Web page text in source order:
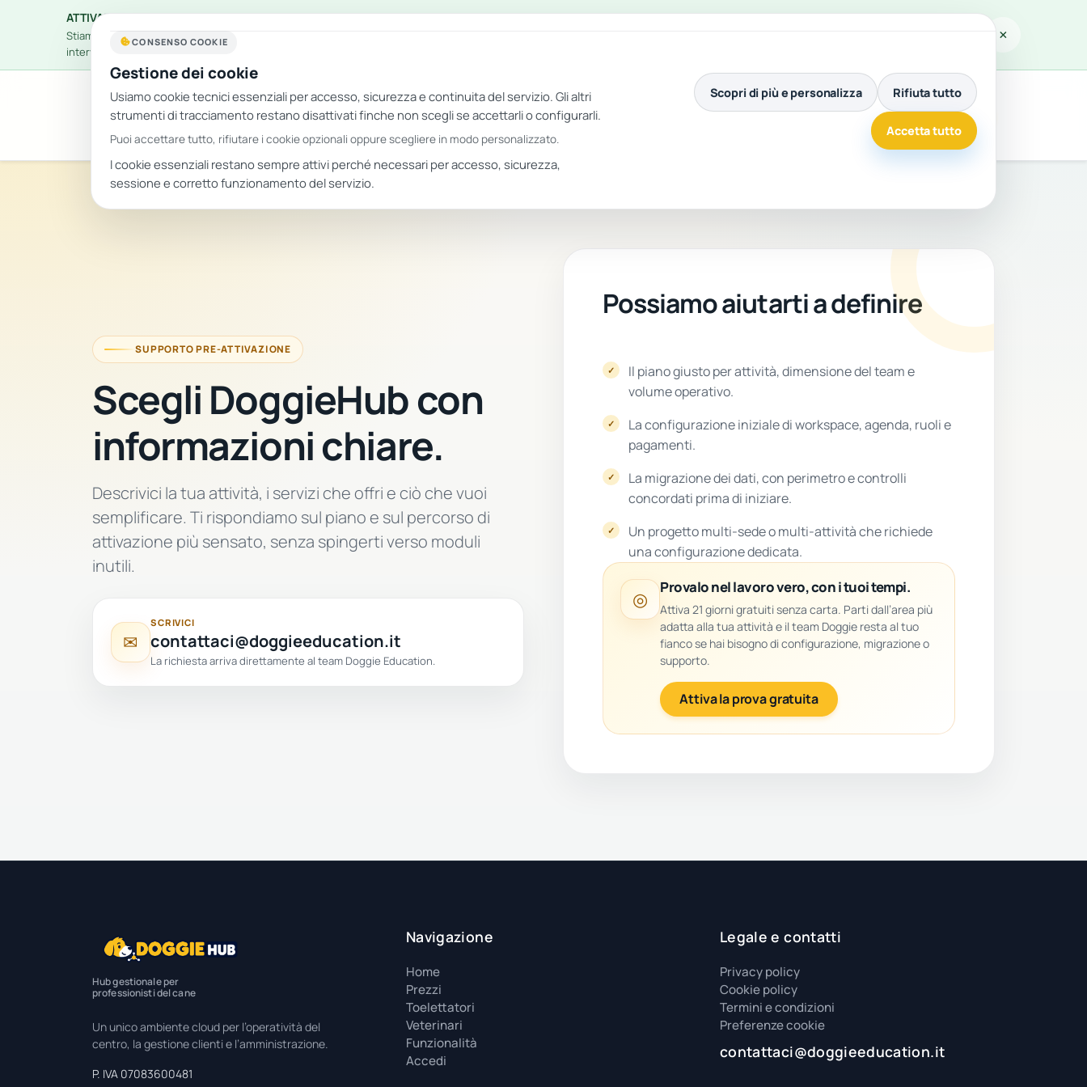
ATTIVAZIONE NUOVA PIATTAFORMA
Stiamo attivando il nuovo ecosistema Doggie, grazie a questo importante aggiornamento riusciremo ad offrirti una nuova esperienza ricca di aggiornamenti e migliorie. Durante questo
intervento potresti riscontrare dei malfunzionamenti, in tal caso ti preghiamo di segnalarcelo alla mail contattaci@doggieeducation.it
×
Hub gestionale per
professionisti del cane
Home Prezzi Funzionalità Accedi Attiva Doggie Hub
SUPPORTO PRE-ATTIVAZIONE
Scegli DoggieHub con
informazioni chiare.
Descrivici la tua attività, i servizi che offri e ciò che vuoi
semplificare. Ti rispondiamo sul piano e sul percorso di
attivazione più sensato, senza spingerti verso moduli
inutili.
✉
SCRIVICI
contattaci@doggieeducation.it
La richiesta arriva direttamente al team Doggie Education.
Possiamo aiutarti a definire
Il piano giusto per attività, dimensione del team e
volume operativo.
La configurazione iniziale di workspace, agenda, ruoli e
pagamenti.
La migrazione dei dati, con perimetro e controlli
concordati prima di iniziare.
Un progetto multi-sede o multi-attività che richiede
una configurazione dedicata.
◎
Provalo nel lavoro vero, con i tuoi tempi.
Attiva 21 giorni gratuiti senza carta. Parti dall’area più
adatta alla tua attività e il team Doggie resta al tuo
fianco se hai bisogno di configurazione, migrazione o
supporto.
Attiva la prova gratuita
Hub gestionale per
professionisti del cane
Un unico ambiente cloud per l’operatività del
centro, la gestione clienti e l’amministrazione.
P. IVA 07083600481
Navigazione
Home
Prezzi
Toelettatori
Veterinari
Funzionalità
Accedi
Legale e contatti
Privacy policy
Cookie policy
Termini e condizioni
Preferenze cookie
contattaci@doggieeducation.it
CONSENSO COOKIE
Gestione dei cookie
Usiamo cookie tecnici essenziali per accesso, sicurezza e continuita del servizio. Gli altri
strumenti di tracciamento restano disattivati finche non scegli se accettarli o configurarli.
Puoi accettare tutto, rifiutare i cookie opzionali oppure scegliere in modo personalizzato.
I cookie essenziali restano sempre attivi perché necessari per accesso, sicurezza,
sessione e corretto funzionamento del servizio.
Scopri di più e personalizza Rifiuta tutto
Accetta tutto